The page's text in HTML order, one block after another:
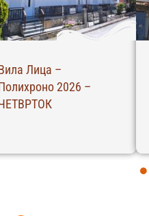
С –
2026 –
Вила